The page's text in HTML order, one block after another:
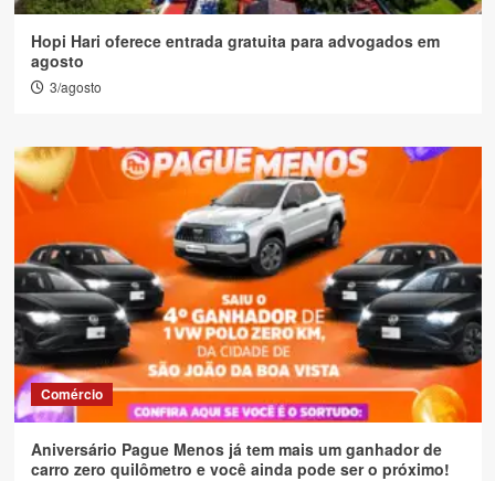
Hopi Hari oferece entrada gratuita para advogados em
agosto
3/agosto
Comércio
Aniversário Pague Menos já tem mais um ganhador de
carro zero quilômetro e você ainda pode ser o próximo!